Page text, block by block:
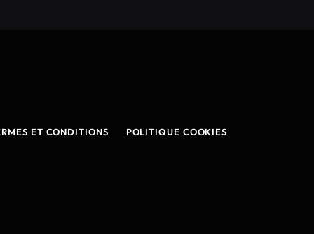
ET CONDITIONS POLITIQUE COOKIES